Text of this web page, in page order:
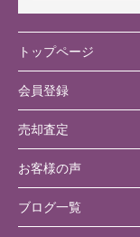
トップページ
会員登録
売却査定
お客様の声
ブログ一覧